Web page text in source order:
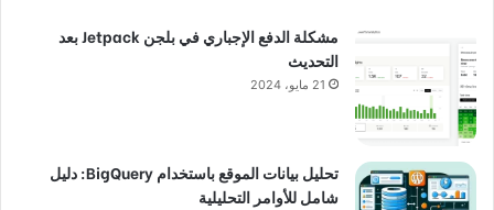
مشكلة الدفع الإجباري في بلجن Jetpack بعد
التحديث
21 مايو، 2024
تحليل بيانات الموقع باستخدام BigQuery: دليل
شامل للأوامر التحليلية